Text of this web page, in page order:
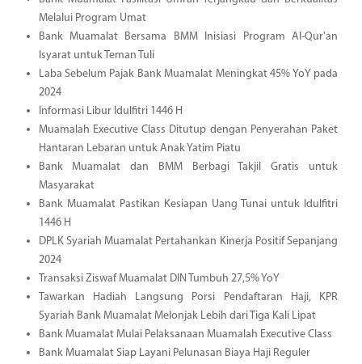
Melalui Program Umat
Bank Muamalat Bersama BMM Inisiasi Program Al-Qur'an
Isyarat untuk Teman Tuli
Laba Sebelum Pajak Bank Muamalat Meningkat 45% YoY pada
2024
Informasi Libur Idulfitri 1446 H
Muamalah Executive Class Ditutup dengan Penyerahan Paket
Hantaran Lebaran untuk Anak Yatim Piatu
Bank Muamalat dan BMM Berbagi Takjil Gratis untuk
Masyarakat
Bank Muamalat Pastikan Kesiapan Uang Tunai untuk Idulfitri
1446 H
DPLK Syariah Muamalat Pertahankan Kinerja Positif Sepanjang
2024
Transaksi Ziswaf Muamalat DIN Tumbuh 27,5% YoY
Tawarkan Hadiah Langsung Porsi Pendaftaran Haji, KPR
Syariah Bank Muamalat Melonjak Lebih dari Tiga Kali Lipat
Bank Muamalat Mulai Pelaksanaan Muamalah Executive Class
Bank Muamalat Siap Layani Pelunasan Biaya Haji Reguler